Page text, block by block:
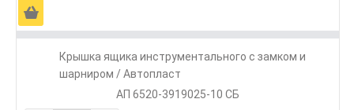
Ä
Крышка ящика инструментального с замком и
шарниром / Автопласт
АП 6520-3919025-10 СБ